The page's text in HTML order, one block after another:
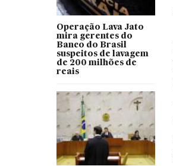
Operação Lava Jato
mira gerentes do
Banco do Brasil
suspeitos de lavagem
de 200 milhões de
reais